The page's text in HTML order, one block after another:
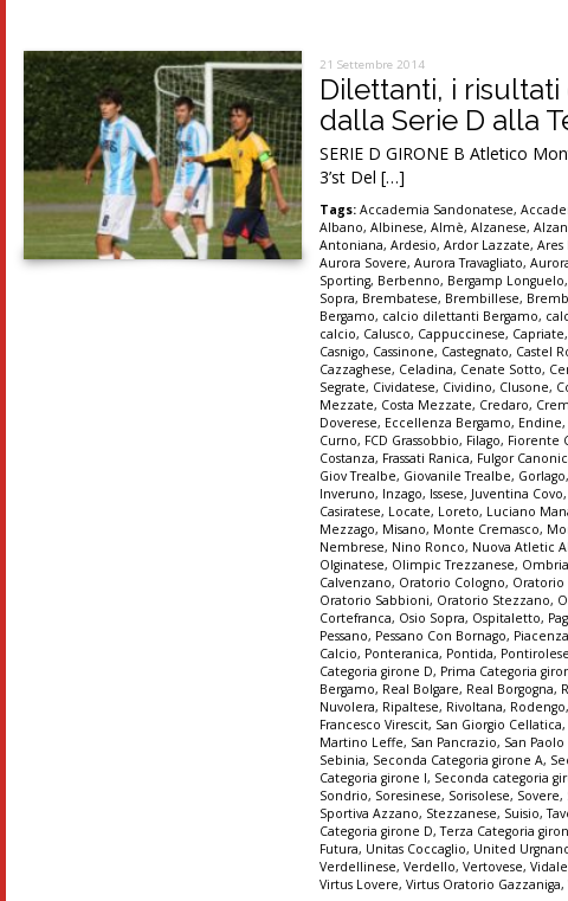
21 Settembre 2014
Dilettanti, i
dalla Serie D alla
SERIE D GIRONE B Atletico
3’st Del […]
Tags: Accademia Sandonatese,
Albano,Albinese,Almè,Alzanese,
Antoniana,Ardesio,Ardor Lazzate,Ares
Aurora Sovere,Aurora Travagliato,
Sporting, Berbenno, Bergamp Longuelo,
Sopra, Brembatese, Brembillese,
Bergamo, calcio dilettanti Bergamo,
calcio, Calusco, Cappuccinese, Capriate,
Casnigo, Cassinone, Castegnato, Castel
Cazzaghese, Celadina, Cenate Sotto,
Segrate, Cividatese, Cividino, Clusone,
Mezzate, Costa Mezzate, Credaro,
Doverese, Eccellenza Bergamo, Endine,
Curno, FCD Grassobbio, Filago, Fiorente
Costanza, Frassati Ranica, Fulgor
Giov Trealbe, Giovanile Trealbe, Gorlago,
Inveruno, Inzago, Issese, Juventina Covo,
Casiratese, Locate, Loreto, Luciano
Mezzago, Misano, Monte Cremasco,
Nembrese, Nino Ronco, Nuova Atletic
Olginatese, Olimpic Trezzanese,
Calvenzano, Oratorio Cologno, Oratorio
Oratorio Sabbioni, Oratorio Stezzano,
Cortefranca, Osio Sopra, Ospitaletto,
Pessano, Pessano Con Bornago,
Calcio, Ponteranica, Pontida,
Categoria girone D, Prima Categoria
Bergamo, Real Bolgare, Real Borgogna,
Nuvolera, Ripaltese, Rivoltana, Rodengo,
Francesco Virescit, San Giorgio Cellatica,
Martino Leffe, San Pancrazio, San
Sebinia, Seconda Categoria girone A,
Categoria girone I, Seconda categoria
Sondrio, Soresinese, Sorisolese, Sovere,
Sportiva Azzano, Stezzanese, Suisio,
Categoria girone D,Terza Categoria
Futura, Unitas Coccaglio, United
Verdellinese,Verdello,Vertovese,
Virtus Lovere,Virtus Oratorio Gazzaniga,